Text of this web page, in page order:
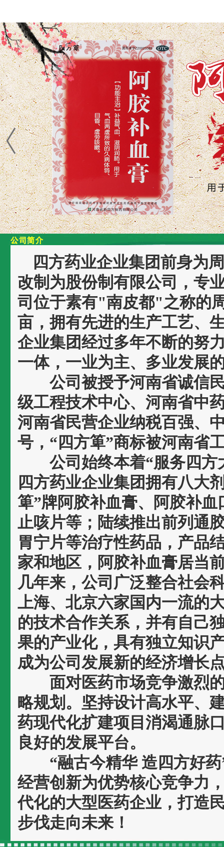
四方药业企业集团前身为
改制为股份制有限公司，专
司位于素有"南皮都"之称的
亩，拥有先进的生产工艺、
企业集团经过多年不断的努
一体，一业为主、多业发展
公司被授予河南省诚信民
级工程技术中心、河南省中
河南省民营企业纳税百强、
号，“四方箄”商标被河南省
公司始终本着“服务四方
四方药业企业集团拥有八大
箄”牌阿胶补血膏、阿胶补
止咳片等；陆续推出前列通
胃宁片等治疗性药品，产品
家和地区，阿胶补血膏居当
几年来，公司广泛整合社会
上海、北京六家国内一流的
的技术合作关系，并有自己
果的产业化，具有独立知识
成为公司发展新的经济增长
面对医药市场竞争激烈的
略规划。坚持设计高水平、
药现代化扩建项目消渴通脉
良好的发展平台。
“融古今精华 造四方好药
经营创新为优势核心竞争力
代化的大型医药企业，打造
步伐走向未来！